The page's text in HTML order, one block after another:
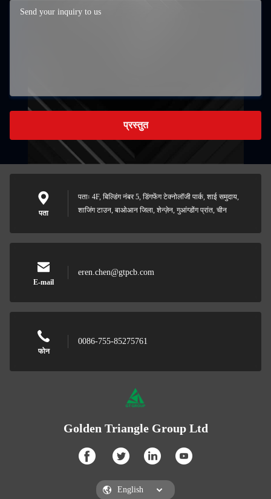
प्रस्तुत
पता
पताः 4F, बिल्डिंग नंबर 5, डिंगफेंग टेक्नोलॉजी पार्क, शाई समुदाय,
शाजिंग टाउन, बाओआन जिला, शेन्ज़ेन, गुआंग्डोंग प्रांत, चीन
E-mail
eren.chen@gtpcb.com
फोन
0086-755-85275761
Golden Triangle Group Ltd